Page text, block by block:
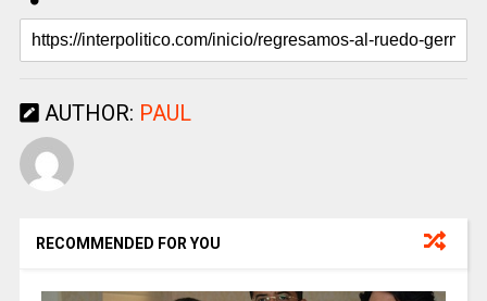
AUTHOR: PAUL
RECOMMENDED FOR YOU